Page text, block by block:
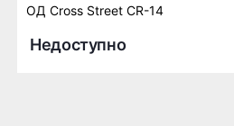
ОД Cross Street CR-14
Недоступно